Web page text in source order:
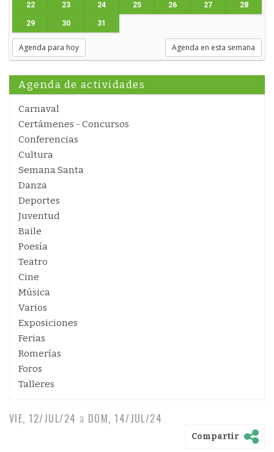
22 23 24 25 26 27 28
29 30 31
Agenda para hoy Agenda en esta semana
Agenda de actividades
Carnaval
Certámenes - Concursos
Conferencias
Cultura
Semana Santa
Danza
Deportes
Juventud
Baile
Poesía
Teatro
Cine
Música
Varios
Exposiciones
Ferias
Romerías
Foros
Talleres
VIE, 12/JUL/24 a DOM, 14/JUL/24
Compartir